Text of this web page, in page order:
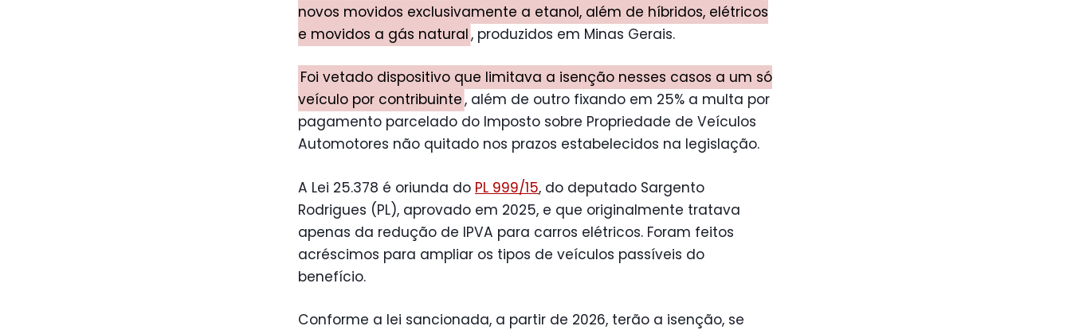
novos movidos exclusivamente a etanol, além de híbridos, elétricos
e movidos a gás natural, produzidos em Minas Gerais.
Foi vetado dispositivo que limitava a isenção nesses casos a um só
veículo por contribuinte, além de outro fixando em 25% a multa por
pagamento parcelado do Imposto sobre Propriedade de Veículos
Automotores não quitado nos prazos estabelecidos na legislação.
A Lei 25.378 é oriunda do PL 999/15, do deputado Sargento
Rodrigues (PL), aprovado em 2025, e que originalmente tratava
apenas da redução de IPVA para carros elétricos. Foram feitos
acréscimos para ampliar os tipos de veículos passíveis do
benefício.
Conforme a lei sancionada, a partir de 2026, terão a isenção, se